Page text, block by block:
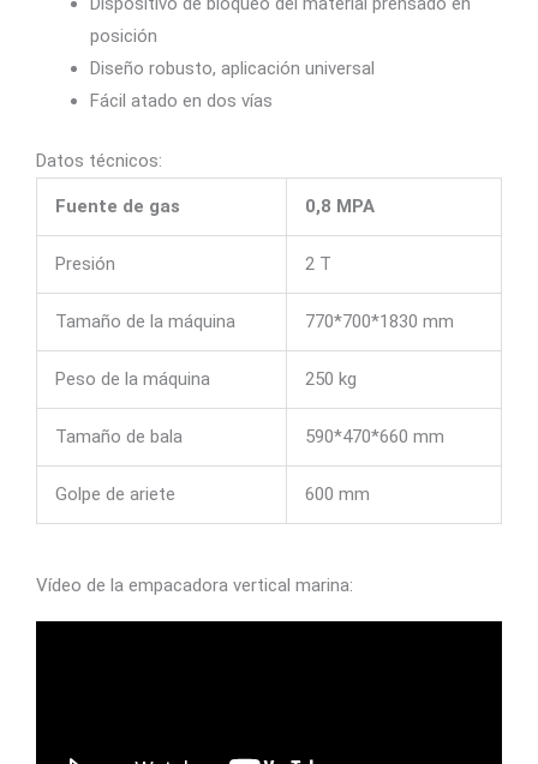
posición
Diseño robusto, aplicación universal
Fácil atado en dos vías
Datos técnicos:
Fuente de gas 0,8 MPA
Presión 2 T
Tamaño de la máquina 770*700*1830 mm
Peso de la máquina 250 kg
Tamaño de bala 590*470*660 mm
Golpe de ariete 600 mm
Vídeo de la empacadora vertical marina: